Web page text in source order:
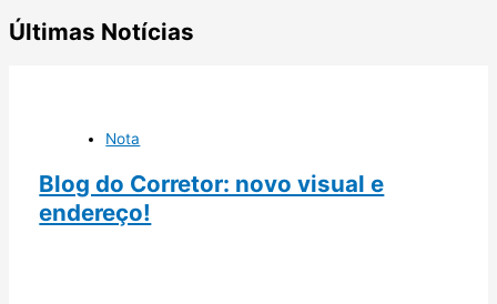
Últimas Notícias
Nota
Blog do Corretor: novo visual e
endereço!